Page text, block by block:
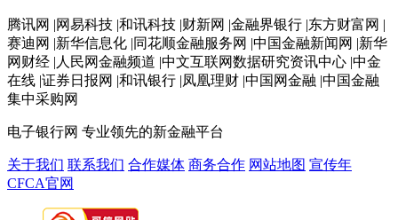
腾讯网 |网易科技 |和讯科技 |财新网 |金融界银行 |东方财富网 |
赛迪网 |新华信息化 |同花顺金融服务网 |中国金融新闻网 |新华
网财经 |人民网金融频道 |中文互联网数据研究资讯中心 |中金
在线 |证券日报网 |和讯银行 |凤凰理财 |中国网金融 |中国金融
集中采购网
电子银行网 专业领先的新金融平台
关于我们 联系我们 合作媒体 商务合作 网站地图 宣传年
CFCA官网